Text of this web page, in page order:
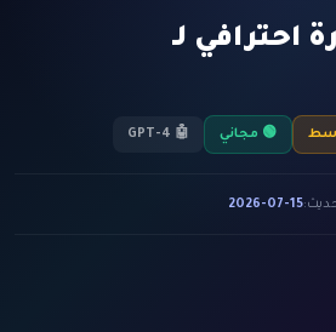
احترافي لـ
🟢 مجاني 🤖 GPT-4
2026-07-15